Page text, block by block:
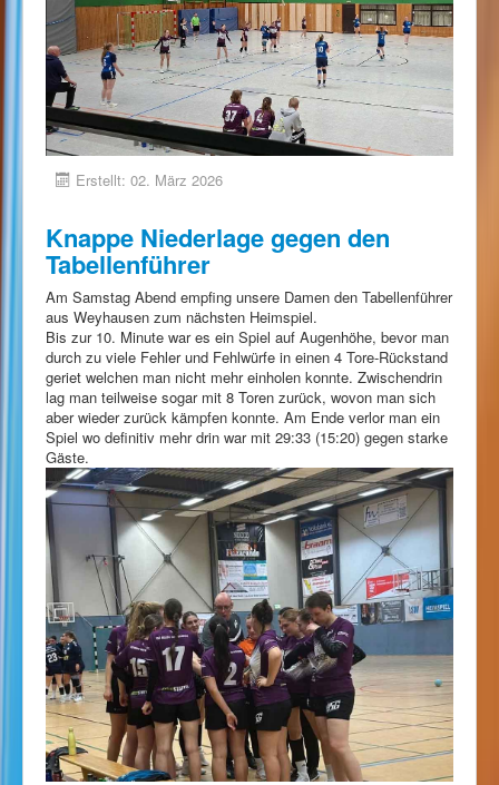
Erstellt: 02. März 2026
Knappe Niederlage gegen den
Tabellenführer
Am Samstag Abend empfing unsere Damen den Tabellenführer
aus Weyhausen zum nächsten Heimspiel.
Bis zur 10. Minute war es ein Spiel auf Augenhöhe, bevor man
durch zu viele Fehler und Fehlwürfe in einen 4 Tore-Rückstand
geriet welchen man nicht mehr einholen konnte. Zwischendrin
lag man teilweise sogar mit 8 Toren zurück, wovon man sich
aber wieder zurück kämpfen konnte. Am Ende verlor man ein
Spiel wo definitiv mehr drin war mit 29:33 (15:20) gegen starke
Gäste.